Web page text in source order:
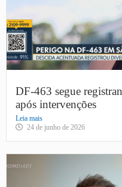
DF-463 segue
após intervenções
Leia mais
24 de junho de 2026